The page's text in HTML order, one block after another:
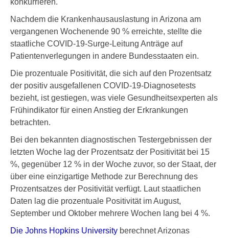
konkurrieren.
Nachdem die Krankenhausauslastung in Arizona am
vergangenen Wochenende 90 % erreichte, stellte die
staatliche COVID-19-Surge-Leitung Anträge auf
Patientenverlegungen in andere Bundesstaaten ein.
Die prozentuale Positivität, die sich auf den Prozentsatz
der positiv ausgefallenen COVID-19-Diagnosetests
bezieht, ist gestiegen, was viele Gesundheitsexperten als
Frühindikator für einen Anstieg der Erkrankungen
betrachten.
Bei den bekannten diagnostischen Testergebnissen der
letzten Woche lag der Prozentsatz der Positivität bei 15
%, gegenüber 12 % in der Woche zuvor, so der Staat, der
über eine einzigartige Methode zur Berechnung des
Prozentsatzes der Positivität verfügt. Laut staatlichen
Daten lag die prozentuale Positivität im August,
September und Oktober mehrere Wochen lang bei 4 %.
Die Johns Hopkins University berechnet Arizonas